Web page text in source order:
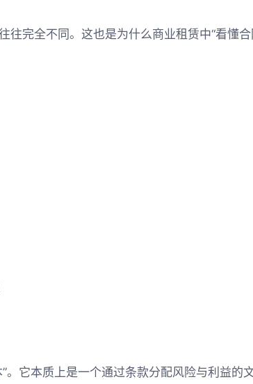
完全不同。这也是为什么商业租赁中“看懂合
。它本质上是一个通过条款分配风险与利益的